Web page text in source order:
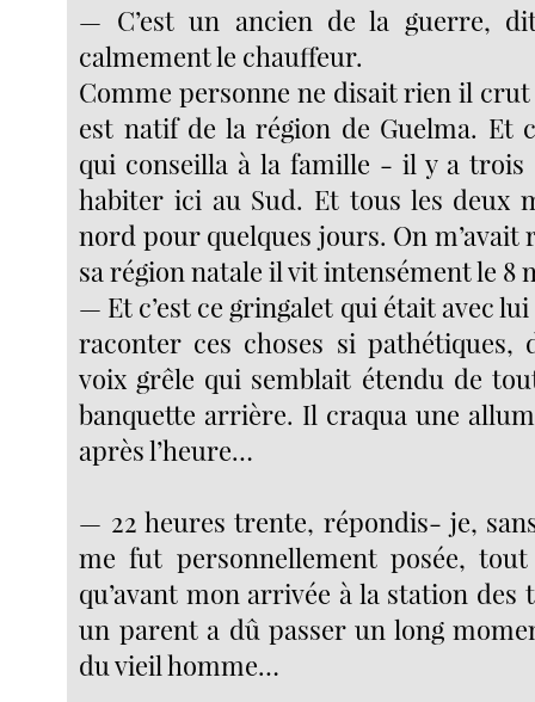
— C’est un ancien de la guerre,
calmement le chauffeur.
Comme personne ne disait rien il crut
est natif de la région de Guelma. Et
qui conseilla à la famille - il y a
habiter ici au Sud. Et tous les deux
nord pour quelques jours. On m’avait
sa région natale il vit intensément le 8
— Et c’est ce gringalet qui était avec
raconter ces choses si pathétiques,
voix grêle qui semblait étendu de
banquette arrière. Il craqua une
après l’heure…
— 22 heures trente, répondis- je,
me fut personnellement posée,
qu’avant mon arrivée à la station
un parent a dû passer un long
du vieil homme…